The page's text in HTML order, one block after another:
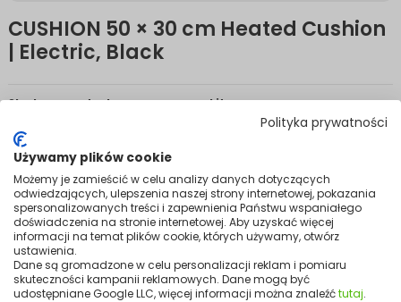
Polityka prywatności
Używamy plików cookie
Możemy je zamieścić w celu analizy danych dotyczących
odwiedzających, ulepszenia naszej strony internetowej, pokazania
spersonalizowanych treści i zapewnienia Państwu wspaniałego
doświadczenia na stronie internetowej. Aby uzyskać więcej
informacji na temat plików cookie, których używamy, otwórz
ustawienia.
Dane są gromadzone w celu personalizacji reklam i pomiaru
skuteczności kampanii reklamowych. Dane mogą być
udostępniane Google LLC, więcej informacji można znaleźćtutaj.
CUSHION 50 × 30 cm Heated Cushion
| Electric, Black
Sleek support, wherever you need it.
A modern heating cushion in elegant black. The universal design
complements any interior, and the 50×30 cm size provides
comfortable support at home or in the office — ideal for lower back
support, armchair comfort, or desk-chair warmth.
Three heating levels — 40°C, 45°C, and 50°C — adjust easily to suit
your needs, with an LED indicator showing the selected mode.
Automatic shut-off after 120 minutes prevents overheating and saves
energy without needing constant attention.
USB-C power makes it exceptionally practical — plug into a
powerbank, laptop, or charger and you're sorted. The removable cover